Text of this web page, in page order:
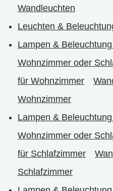
Wandleuchten
Leuchten &
Lampen &
Wohnzimmer oder
für Wohnzimmer
Wohnzimmer
Lampen &
Wohnzimmer oder
für Schlafzimmer
Schlafzimmer